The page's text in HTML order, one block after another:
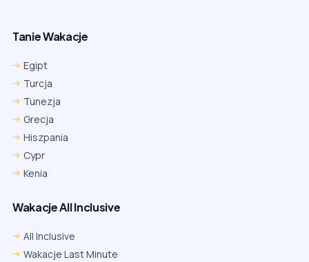
Tanie Wakacje
Egipt
Turcja
Tunezja
Grecja
Hiszpania
Cypr
Kenia
Wakacje All Inclusive
All Inclusive
Wakacje Last Minute